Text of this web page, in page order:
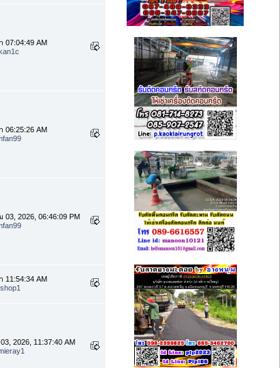
07:04:49 AM
06:25:26 AM
03, 2026, 06:46:09 PM
11:54:34 AM
2026, 11:37:40 AM